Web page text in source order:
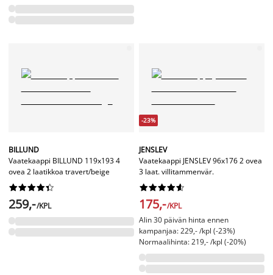
BILLUND
Vaatekaappi BILLUND 119x193 4
ovea 2 laatikkoa travert/beige






259,-/KPL
-23%
JENSLEV
Vaatekaappi JENSLEV 96x176 2 ovea
3 laat. villitammenvär.






175,-/KPL
Alin 30 päivän hinta ennen
kampanjaa: 229,- /kpl (-23%)
Normaalihinta: 219,- /kpl (-20%)